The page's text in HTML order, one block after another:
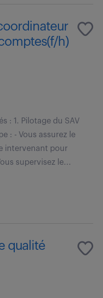
h)
: 1. Pilotage du SAV
: - Vous assurez le
intervenant pour
supervisez le...
qualité